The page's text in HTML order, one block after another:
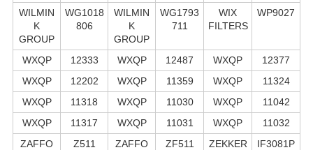
WILMIN
K
GROUP
WG1018
806
WILMIN
K
GROUP
WG1793
711
WIX
FILTERS
WP9027
WXQP 12333 WXQP 12487 WXQP
12377
WXQP
12202 WXQP 11359 WXQP
11324
WXQP
11318 WXQP 11030 WXQP
11042
WXQP
11317 WXQP 11031 WXQP
11032
ZAFFO
Z511 ZAFFO ZF511
ZEKKER
IF3081P